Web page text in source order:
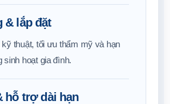
& lắp đặt
thuật, tối ưu thẩm mỹ và hạn
hoạt gia đình.
hỗ trợ dài hạn